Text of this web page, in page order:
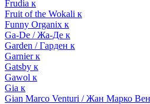
Frudia к
Fruit of the Wokali к
Funny Organix к
Ga-De / Жа-Де к
Garden / Гарден к
Garnier к
Gatsby к
Gawol к
Gia к
Gian Marco Venturi / Жан Марко